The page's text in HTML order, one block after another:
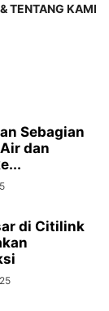
TENTANG KAMI
Sebagian
dan
di Citilink